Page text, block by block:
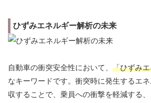
ひずみエネルギー解析の未来
自動車の衝突安全性において、 「ひずみ
なキーワードです。衝突時に発生するエ
収することで、乗員への衝撃を軽減する